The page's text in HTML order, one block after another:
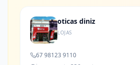
oticas diniz
LOJAS
67 98123 9110